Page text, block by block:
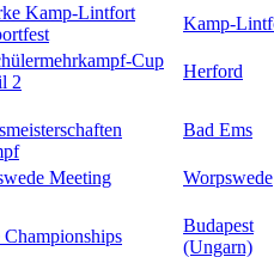
Kamp-Lintfort
Kamp-
Cup
2
Herford
Bad Ems
Meeting Worpswede
Budapest
(Ungarn)